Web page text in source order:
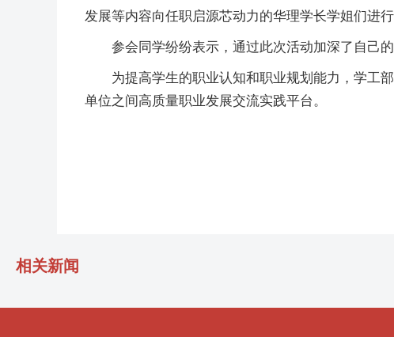
发展等内容向任职启源芯动力的华理学长学姐们进
参会同学纷纷表示，通过此次活动加深了自己
为提高学生的职业认知和职业规划能力，学工
单位之间高质量职业发展交流实践平台。
相关新闻